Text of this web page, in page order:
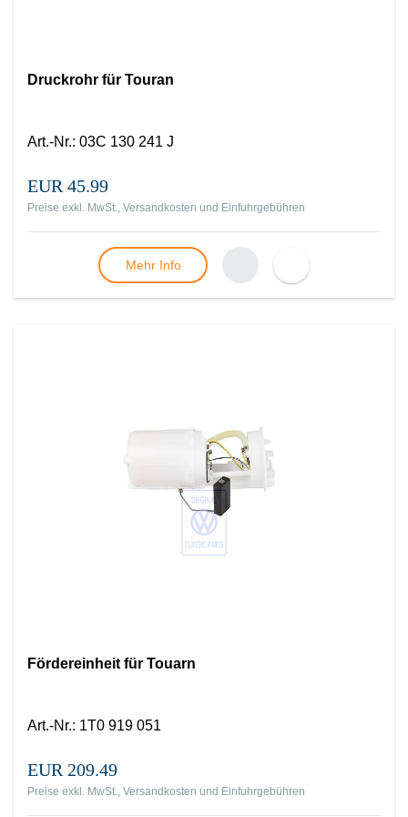
Druckrohr für Touran
Art.-Nr.: 03C 130 241 J
EUR 45.99
Preise exkl. MwSt., Versandkosten und Einfuhrgebühren
Mehr Info
Fördereinheit für Touarn
Art.-Nr.: 1T0 919 051
EUR 209.49
Preise exkl. MwSt., Versandkosten und Einfuhrgebühren